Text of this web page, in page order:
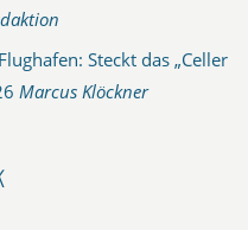
Steckt das „Celler
Marcus Klöckner